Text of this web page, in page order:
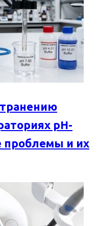
pH-
проблемы и их